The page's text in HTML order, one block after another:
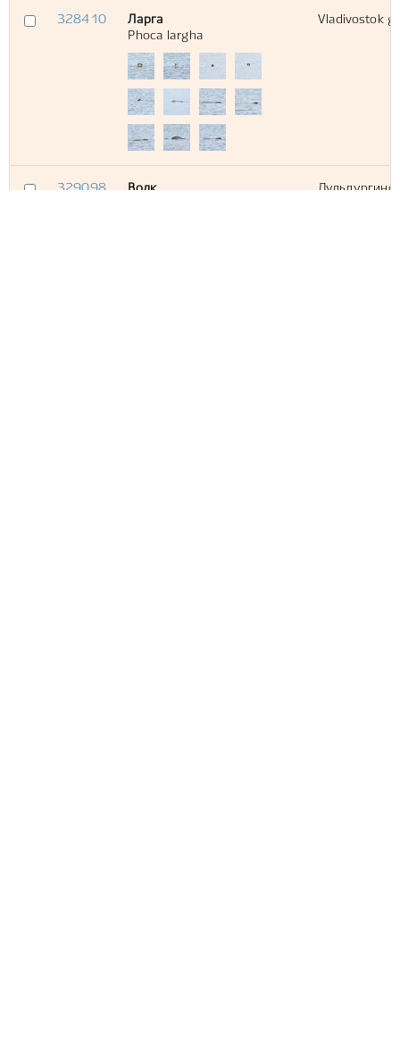
328410
Ларга
Phoca largha
Vladivostok
329098
Волк